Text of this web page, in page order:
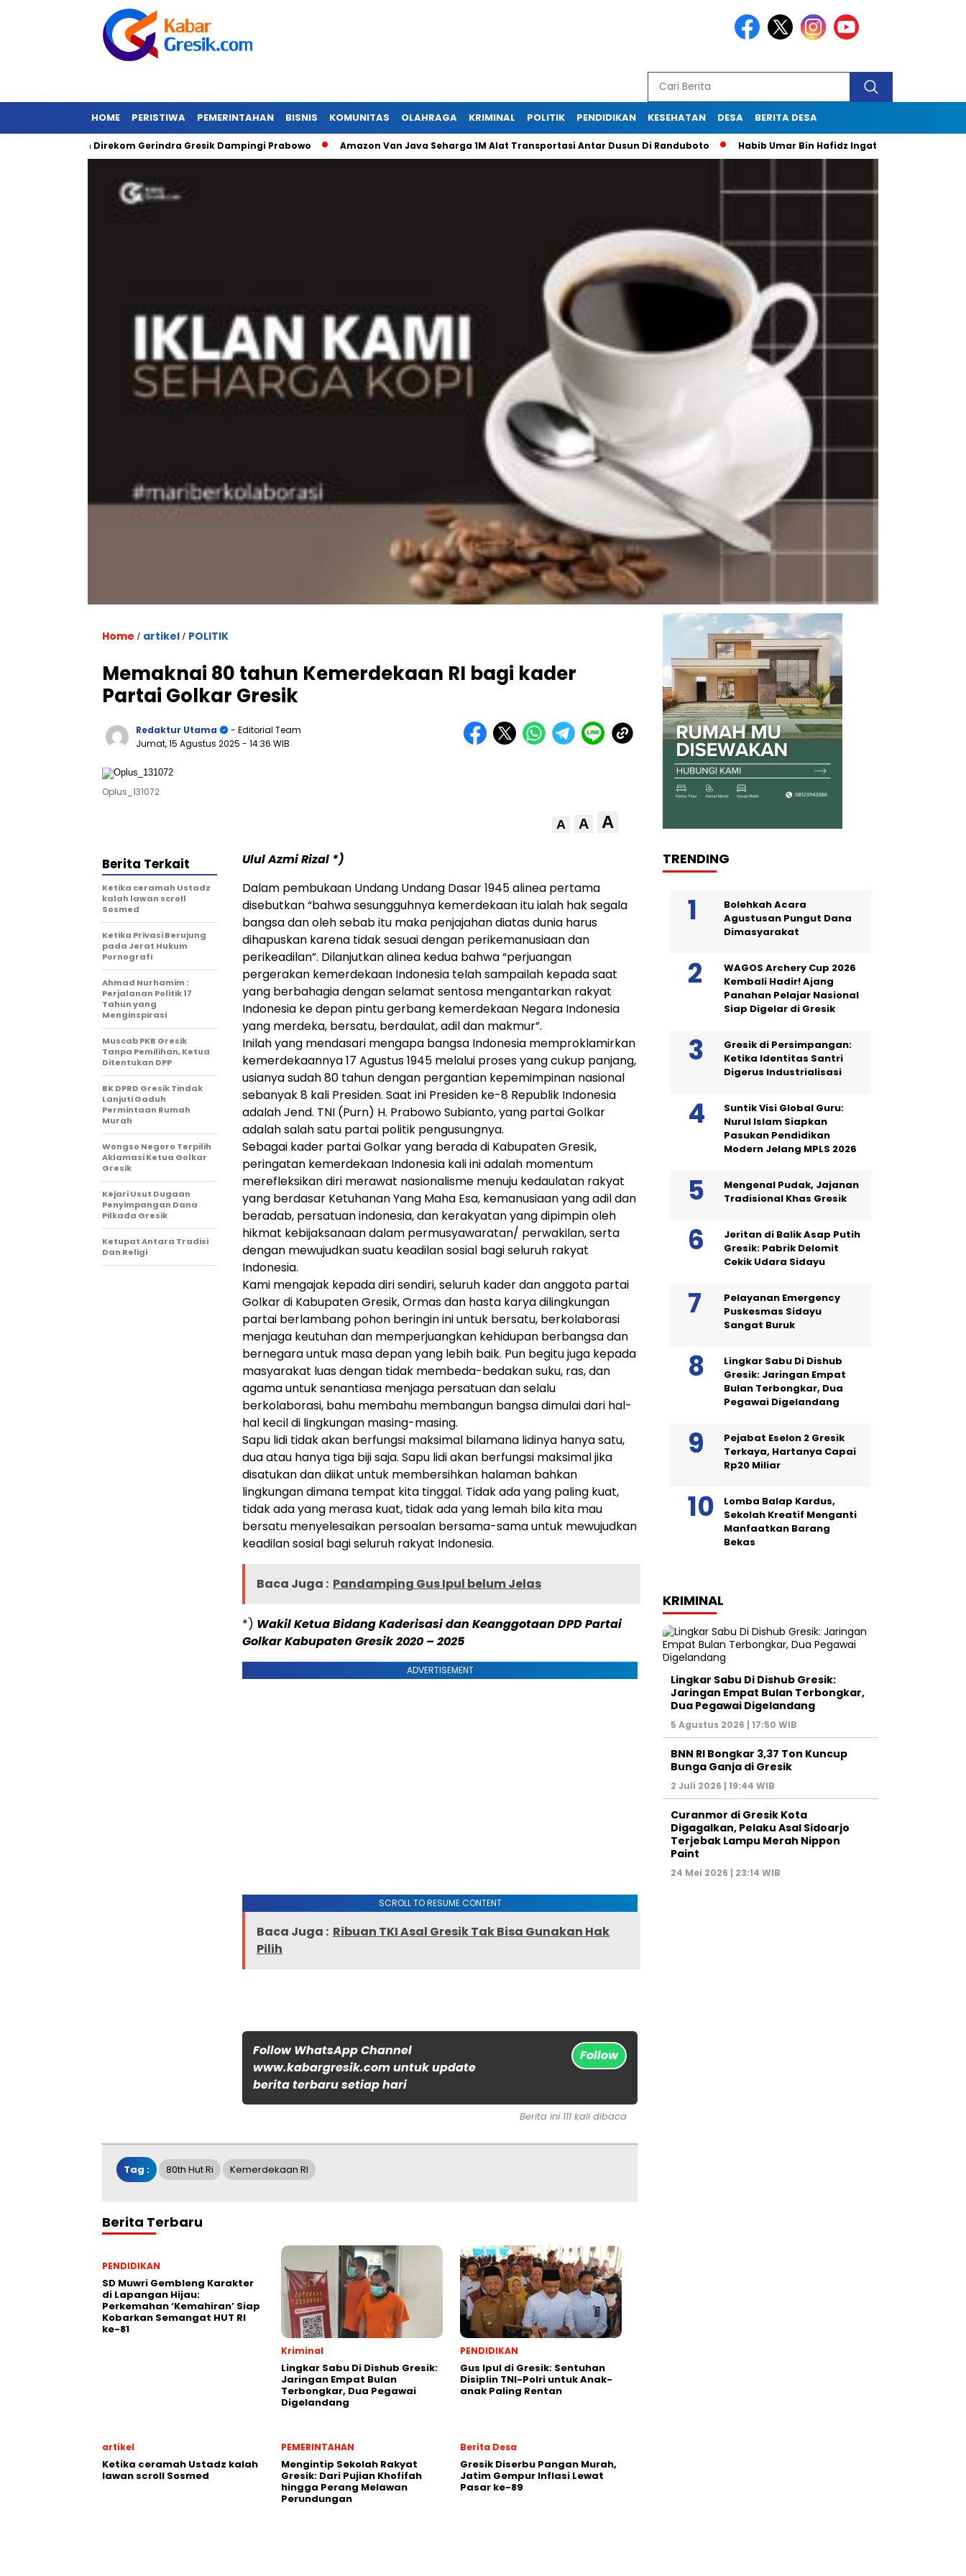
HOME PERISTIWA PEMERINTAHAN BISNIS KOMUNITAS OLAHRAGA KRIMINAL POLITIK PENDIDIKAN KESEHATAN DESA BERITA DESA
Gibran Direkom Gerindra Gresik Dampingi Prabowo Amazon Van Java Seharga 1M Alat Transportasi Antar Dusun Di Randuboto Habib Umar Bin Hafidz Ingatkan Warga Gresik Untuk
Home / artikel / POLITIK
Memaknai 80 tahun Kemerdekaan RI bagi kader
Partai Golkar Gresik
Redaktur Utama
- Editorial Team
Jumat, 15 Agustus 2025 - 14:36 WIB
Oplus_131072
A A A
Ulul Azmi Rizal *)
Dalam pembukaan Undang Undang Dasar 1945 alinea pertama
disebutkan “bahwa sesungguhnya kemerdekaan itu ialah hak segala
bangsa dan oleh sebab itu maka penjajahan diatas dunia harus
dihapuskan karena tidak sesuai dengan perikemanusiaan dan
perikeadilan”. Dilanjutkan alinea kedua bahwa “perjuangan
pergerakan kemerdekaan Indonesia telah sampailah kepada saat
yang berbahagia dengan selamat sentosa mengantarkan rakyat
Indonesia ke depan pintu gerbang kemerdekaan Negara Indonesia
yang merdeka, bersatu, berdaulat, adil dan makmur”.
Inilah yang mendasari mengapa bangsa Indonesia memproklamirkan
kemerdekaannya 17 Agustus 1945 melalui proses yang cukup panjang,
usianya sudah 80 tahun dengan pergantian kepemimpinan nasional
sebanyak 8 kali Presiden. Saat ini Presiden ke-8 Republik Indonesia
adalah Jend. TNI (Purn) H. Prabowo Subianto, yang partai Golkar
adalah salah satu partai politik pengusungnya.
Sebagai kader partai Golkar yang berada di Kabupaten Gresik,
peringatan kemerdekaan Indonesia kali ini adalah momentum
merefleksikan diri merawat nasionalisme menuju kedaulatan rakyat
yang berdasar Ketuhanan Yang Maha Esa, kemanusiaan yang adil dan
beradab, persatuan indonesia, dan kerakyatan yang dipimpin oleh
hikmat kebijaksanaan dalam permusyawaratan/ perwakilan, serta
dengan mewujudkan suatu keadilan sosial bagi seluruh rakyat
Indonesia.
Kami mengajak kepada diri sendiri, seluruh kader dan anggota partai
Golkar di Kabupaten Gresik, Ormas dan hasta karya dilingkungan
partai berlambang pohon beringin ini untuk bersatu, berkolaborasi
menjaga keutuhan dan memperjuangkan kehidupan berbangsa dan
bernegara untuk masa depan yang lebih baik. Pun begitu juga kepada
masyarakat luas dengan tidak membeda-bedakan suku, ras, dan
agama untuk senantiasa menjaga persatuan dan selalu
berkolaborasi, bahu membahu membangun bangsa dimulai dari hal-
hal kecil di lingkungan masing-masing.
Sapu lidi tidak akan berfungsi maksimal bilamana lidinya hanya satu,
dua atau hanya tiga biji saja. Sapu lidi akan berfungsi maksimal jika
disatukan dan diikat untuk membersihkan halaman bahkan
lingkungan dimana tempat kita tinggal. Tidak ada yang paling kuat,
tidak ada yang merasa kuat, tidak ada yang lemah bila kita mau
bersatu menyelesaikan persoalan bersama-sama untuk mewujudkan
keadilan sosial bagi seluruh rakyat Indonesia.
Baca Juga : Pandamping Gus Ipul belum Jelas
*) Wakil Ketua Bidang Kaderisasi dan Keanggotaan DPD Partai
Golkar Kabupaten Gresik 2020 – 2025
ADVERTISEMENT
SCROLL TO RESUME CONTENT
Baca Juga : Ribuan TKI Asal Gresik Tak Bisa Gunakan Hak
Pilih
Follow WhatsApp Channel
www.kabargresik.com untuk update
berita terbaru setiap hari
Follow
Berita Terkait
Ketika ceramah Ustadz
kalah lawan scroll
Sosmed
Ketika Privasi Berujung
pada Jerat Hukum
Pornografi
Ahmad Nurhamim :
Perjalanan Politik 17
Tahun yang
Menginspirasi
Muscab PKB Gresik
Tanpa Pemilihan, Ketua
Ditentukan DPP
BK DPRD Gresik Tindak
Lanjuti Gaduh
Permintaan Rumah
Murah
Wongso Negoro Terpilih
Aklamasi Ketua Golkar
Gresik
Kejari Usut Dugaan
Penyimpangan Dana
Pilkada Gresik
Ketupat Antara Tradisi
Dan Religi
Berita ini 111 kali dibaca
Tag : 80th Hut Ri Kemerdekaan RI
Berita Terbaru
PENDIDIKAN
SD Muwri Gembleng Karakter
di Lapangan Hijau:
Perkemahan ‘Kemahiran’ Siap
Kobarkan Semangat HUT RI
ke-81
Kriminal
Lingkar Sabu Di Dishub Gresik:
Jaringan Empat Bulan
Terbongkar, Dua Pegawai
Digelandang
PENDIDIKAN
Gus Ipul di Gresik: Sentuhan
Disiplin TNI-Polri untuk Anak-
anak Paling Rentan
artikel
Ketika ceramah Ustadz kalah
lawan scroll Sosmed
PEMERINTAHAN
Mengintip Sekolah Rakyat
Gresik: Dari Pujian Khofifah
hingga Perang Melawan
Perundungan
Berita Desa
Gresik Diserbu Pangan Murah,
Jatim Gempur Inflasi Lewat
Pasar ke-89
TRENDING
Bolehkah Acara
Agustusan Pungut Dana
Dimasyarakat
WAGOS Archery Cup 2026
Kembali Hadir! Ajang
Panahan Pelajar Nasional
Siap Digelar di Gresik
Gresik di Persimpangan:
Ketika Identitas Santri
Digerus Industrialisasi
Suntik Visi Global Guru:
Nurul Islam Siapkan
Pasukan Pendidikan
Modern Jelang MPLS 2026
Mengenal Pudak, Jajanan
Tradisional Khas Gresik
Jeritan di Balik Asap Putih
Gresik: Pabrik Delomit
Cekik Udara Sidayu
Pelayanan Emergency
Puskesmas Sidayu
Sangat Buruk
Lingkar Sabu Di Dishub
Gresik: Jaringan Empat
Bulan Terbongkar, Dua
Pegawai Digelandang
Pejabat Eselon 2 Gresik
Terkaya, Hartanya Capai
Rp20 Miliar
Lomba Balap Kardus,
Sekolah Kreatif Menganti
Manfaatkan Barang
Bekas
KRIMINAL
Lingkar Sabu Di Dishub Gresik:
Jaringan Empat Bulan Terbongkar,
Dua Pegawai Digelandang
5 Agustus 2026 | 17:50 WIB
BNN RI Bongkar 3,37 Ton Kuncup
Bunga Ganja di Gresik
2 Juli 2026 | 19:44 WIB
Curanmor di Gresik Kota
Digagalkan, Pelaku Asal Sidoarjo
Terjebak Lampu Merah Nippon
Paint
24 Mei 2026 | 23:14 WIB